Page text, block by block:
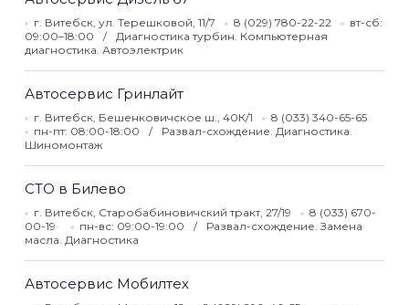
г. Витебск, ул. Терешковой, 11/7 8 (029) 780-22-22
вт-сб:
09:00–18:00
Диагностика турбин. Компьютерная
диагностика. Автоэлектрик
Автосервис Гринлайт
г. Витебск, Бешенковичское ш., 40К/1
8 (033) 340-65-65
пн-пт: 08:00-18:00
Развал-схождение. Диагностика.
Шиномонтаж
СТО в Билево
г. Витебск, Старобабиновичский тракт, 27/19
8 (033) 670-
00-19
пн-вс: 09:00-19:00
Развал-схождение. Замена
масла. Диагностика
Автосервис Мобилтех